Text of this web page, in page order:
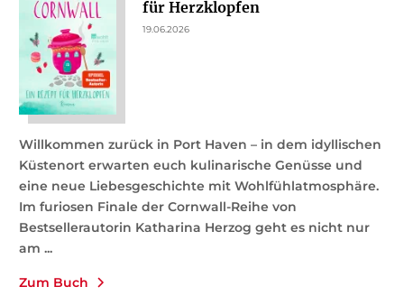
für Herzklopfen
19.06.2026
Willkommen zurück in Port Haven – in dem idyllischen
Küstenort erwarten euch kulinarische Genüsse und
eine neue Liebesgeschichte mit Wohlfühlatmosphäre.
Im furiosen Finale der Cornwall-Reihe von
Bestsellerautorin Katharina Herzog geht es nicht nur
am ...
Zum Buch